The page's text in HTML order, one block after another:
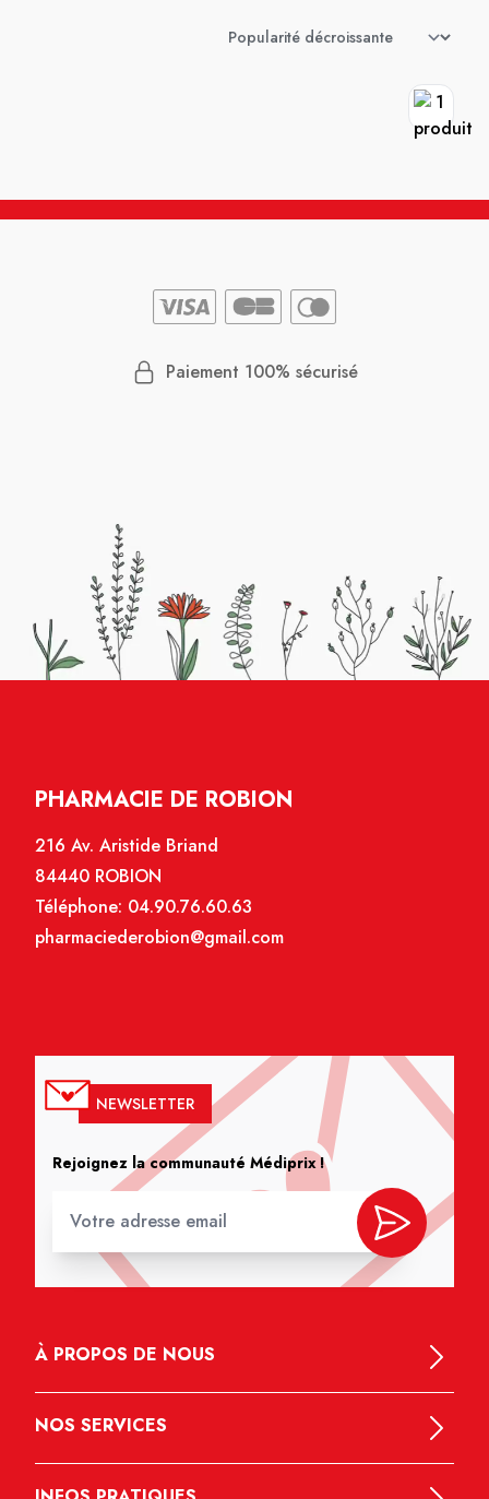
Paiement 100% sécurisé
PHARMACIE DE ROBION
216 Av. Aristide Briand
84440 ROBION
Téléphone: 04.90.76.60.63
pharmaciederobion@gmail.com
NEWSLETTER
Rejoignez la communauté Médiprix !
À PROPOS DE NOUS
NOS SERVICES